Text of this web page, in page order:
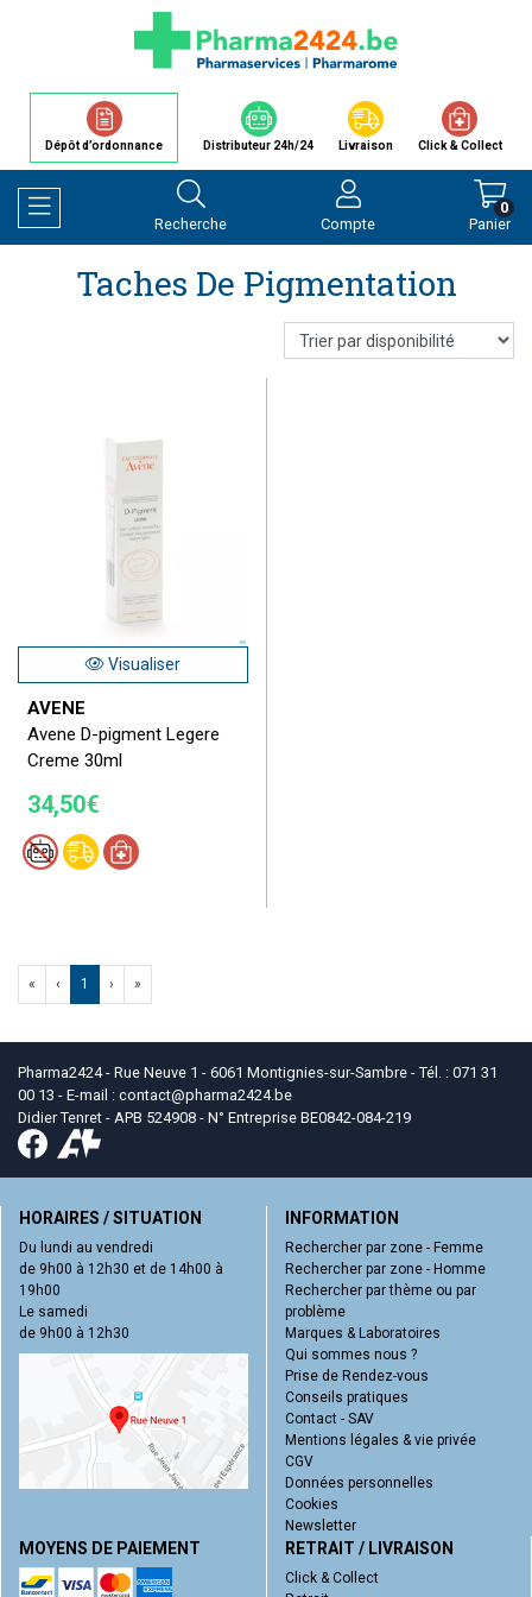
Dépôt d’ordonnance Distributeur 24h/24 Livraison Click & Collect
Afficher la navigation
Recherche Compte Panier
0
Taches De Pigmentation
Visualiser
AVENE
Avene D-pigment Legere
Creme 30ml
34,50€
« ‹ 1 › »
Pharma2424 - Rue Neuve 1 - 6061 Montignies-sur-Sambre - Tél. : 071 31
00 13 - E-mail : contact@pharma2424.be
Didier Tenret - APB 524908 - N° Entreprise BE0842-084-219
HORAIRES / SITUATION
Du lundi au vendredi
de 9h00 à 12h30 et de 14h00 à
19h00
Le samedi
de 9h00 à 12h30
INFORMATION
Rechercher par zone - Femme
Rechercher par zone - Homme
Rechercher par thème ou par
problème
Marques & Laboratoires
Qui sommes nous ?
Prise de Rendez-vous
Conseils pratiques
Contact - SAV
Mentions légales & vie privée
CGV
Données personnelles
Cookies
Newsletter
MOYENS DE PAIEMENT RETRAIT / LIVRAISON
Click & Collect